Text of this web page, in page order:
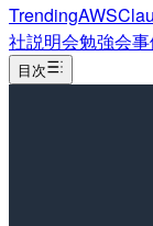
TrendingAWS
社説明会勉強会
目次